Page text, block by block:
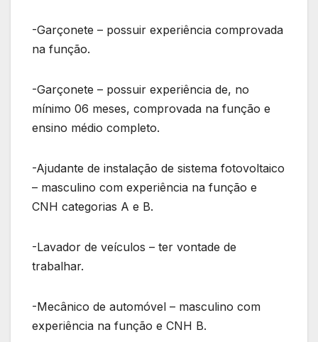
-Garçonete – possuir experiência comprovada
na função.
-Garçonete – possuir experiência de, no
mínimo 06 meses, comprovada na função e
ensino médio completo.
-Ajudante de instalação de sistema fotovoltaico
– masculino com experiência na função e
CNH categorias A e B.
-Lavador de veículos – ter vontade de
trabalhar.
-Mecânico de automóvel – masculino com
experiência na função e CNH B.